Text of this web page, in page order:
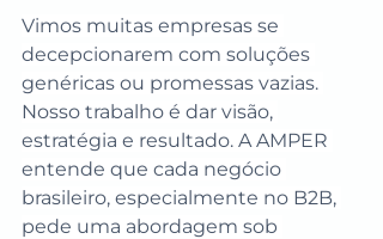
Vimos muitas empresas se
decepcionarem com soluções
genéricas ou promessas vazias.
Nosso trabalho é dar visão,
estratégia e resultado. A AMPER
entende que cada negócio
brasileiro, especialmente no B2B,
pede uma abordagem sob